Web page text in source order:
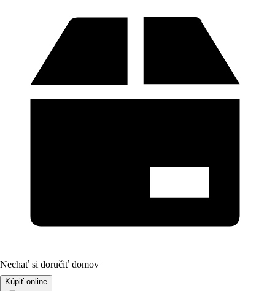
Nechať si doručiť domov
Kúpiť online